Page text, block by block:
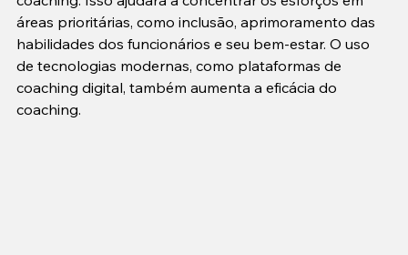
áreas prioritárias, como inclusão, aprimoramento das
habilidades dos funcionários e seu bem-estar. O uso
de tecnologias modernas, como plataformas de
coaching digital, também aumenta a eficácia do
coaching.